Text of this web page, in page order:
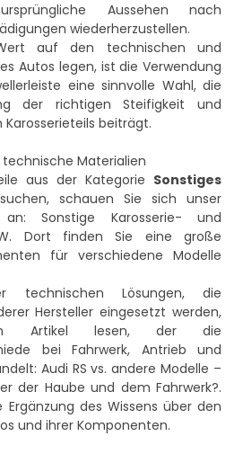
Aussehen nach
wiederherzustellen.
auf den technischen und
Autos legen, ist die Verwendung
eine sinnvolle Wahl, die
der richtigen Steifigkeit und
beiträgt.
Materialien
aus der Kategorie Sonstiges
schauen Sie sich unser
an:Sonstige Karosserie- und
. Dort finden Sie eine große
für verschiedene Modelle
technischen Lösungen, die
Hersteller eingesetzt werden,
Artikel lesen, der die
bei Fahrwerk, Antrieb und
Audi RS vs. andere Modelle –
der Haube und dem Fahrwerk?.
des Wissens über den
und ihrer Komponenten.